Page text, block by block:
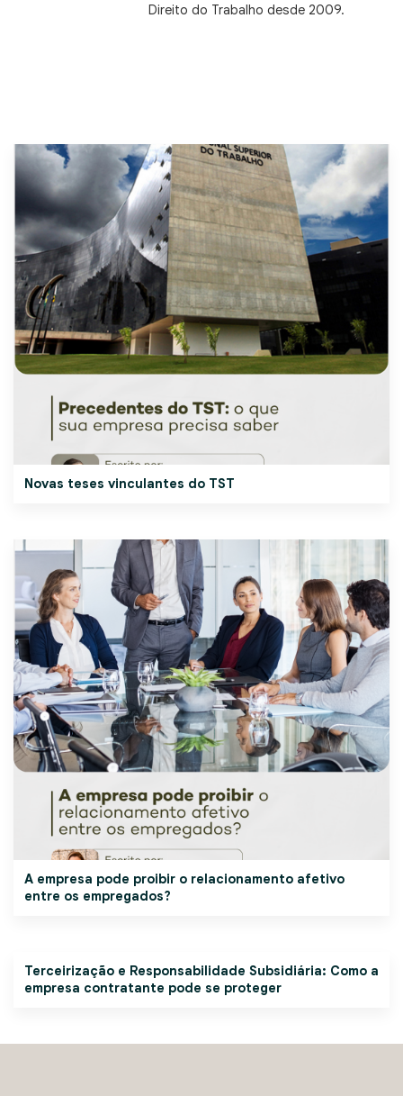
Direito do Trabalho desde 2009.
Novas teses vinculantes do TST
A empresa pode proibir o relacionamento afetivo
entre os empregados?
Terceirização e Responsabilidade Subsidiária: Como a
empresa contratante pode se proteger